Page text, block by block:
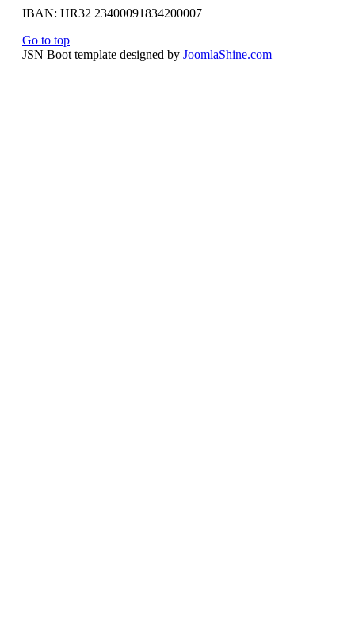
IBAN: HR32 23400091834200007
Go to top
JSN Boot template designed by JoomlaShine.com